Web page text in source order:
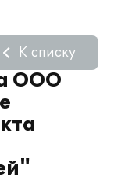
ООО
К списку